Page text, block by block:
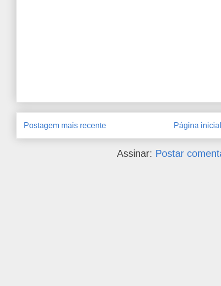
Postagem mais recente Página inicial
Assinar: Postar